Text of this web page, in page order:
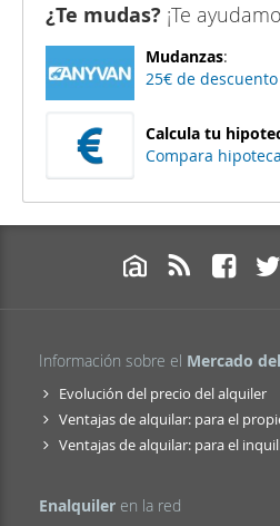
¿Te mudas? ¡Te
Mudanzas:
25€ de
Calcula tu
Compara
Información sobre el Mercado
Evolución del precio del alquiler
Ventajas de alquilar: para el
Ventajas de alquilar: para el
Enalquiler en la red